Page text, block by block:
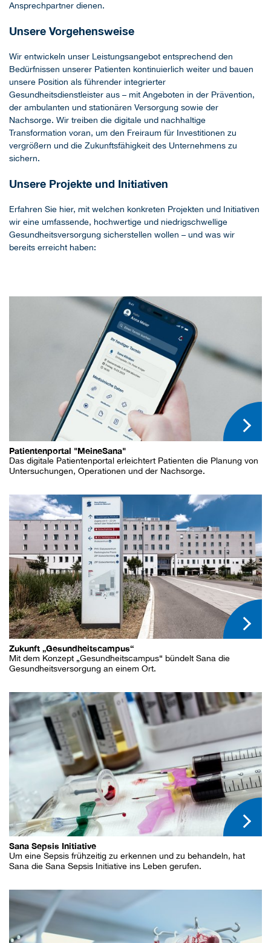
Ansprechpartner dienen.
Unsere Vorgehensweise
Wir entwickeln unser Leistungsangebot entsprechend den
Bedürfnissen unserer Patienten kontinuierlich weiter und bauen
unsere Position als führender integrierter
Gesundheitsdienstleister aus – mit Angeboten in der Prävention,
der ambulanten und stationären Versorgung sowie der
Nachsorge. Wir treiben die digitale und nachhaltige
Transformation voran, um den Freiraum für Investitionen zu
vergrößern und die Zukunftsfähigkeit des Unternehmens zu
sichern.
Unsere Projekte und Initiativen
Erfahren Sie hier, mit welchen konkreten Projekten und Initiativen
wir eine umfassende, hochwertige und niedrigschwellige
Gesundheitsversorgung sicherstellen wollen – und was wir
bereits erreicht haben:
Patientenportal "MeineSana"
Das digitale Patientenportal erleichtert Patienten die Planung von
Untersuchungen, Operationen und der Nachsorge.
Zukunft „Gesundheitscampus“
Mit dem Konzept „Gesundheitscampus“ bündelt Sana die
Gesundheitsversorgung an einem Ort.
Sana Sepsis Initiative
Um eine Sepsis frühzeitig zu erkennen und zu behandeln, hat
Sana die Sana Sepsis Initiative ins Leben gerufen.